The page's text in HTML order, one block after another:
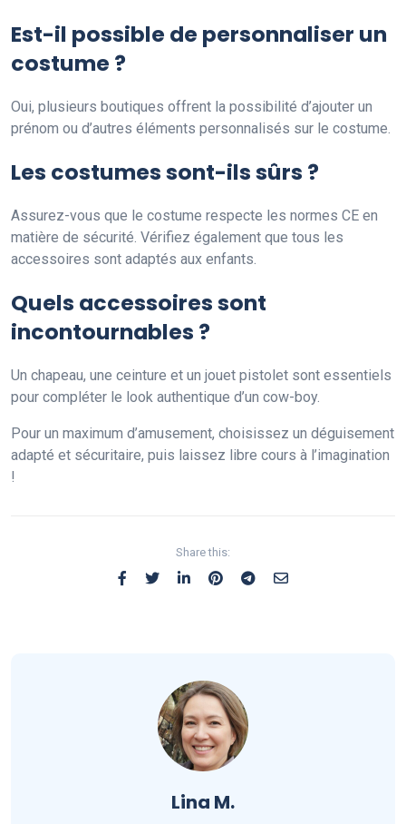
Est-il possible de personnaliser un
costume ?
Oui, plusieurs boutiques offrent la possibilité d’ajouter un
prénom ou d’autres éléments personnalisés sur le costume.
Les costumes sont-ils sûrs ?
Assurez-vous que le costume respecte les normes CE en
matière de sécurité. Vérifiez également que tous les
accessoires sont adaptés aux enfants.
Quels accessoires sont
incontournables ?
Un chapeau, une ceinture et un jouet pistolet sont essentiels
pour compléter le look authentique d’un cow-boy.
Pour un maximum d’amusement, choisissez un déguisement
adapté et sécuritaire, puis laissez libre cours à l’imagination
!
Share this:
Lina M.